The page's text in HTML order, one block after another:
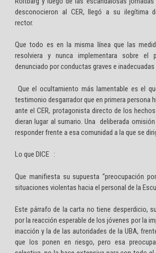
desconocieron al CER, llegó a su ilegítima
rector.
Que todo es en la misma línea que las
resolviera y nunca implementara sobre el
denunciado por conductas graves e inadecuadas
Que el ocultamiento más lamentable es el
testimonio desgarrador que en primera persona
ante el CER, protagonista directo de los
dieran lugar al sumario. Una deliberada
responder frente a esa comunidad a la que se
Lo que DICE :
Que manifiesta su supuesta “preocupación
situaciones violentas hacia el personal de la
Este párrafo de la carta no tiene desperdicio,
por la reacción esperable de los jóvenes por la
inacción y la de las autoridades de la UBA,
que los ponen en riesgo, pero esa